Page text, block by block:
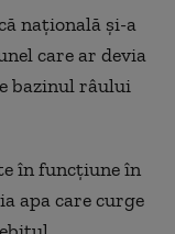
naţională şi-a
care ar devia
bazinul râului
în funcţiune în
apa care curge